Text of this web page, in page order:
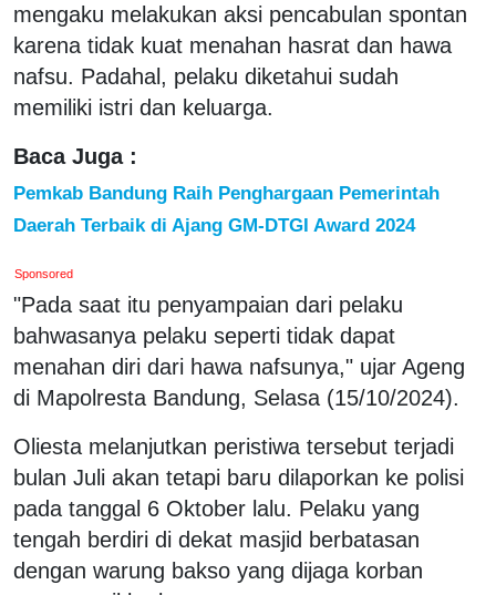
mengaku melakukan aksi pencabulan spontan
karena tidak kuat menahan hasrat dan hawa
nafsu. Padahal, pelaku diketahui sudah
memiliki istri dan keluarga.
Baca Juga :
Pemkab Bandung Raih Penghargaan Pemerintah
Daerah Terbaik di Ajang GM-DTGI Award 2024
Sponsored
"Pada saat itu penyampaian dari pelaku
bahwasanya pelaku seperti tidak dapat
menahan diri dari hawa nafsunya," ujar Ageng
di Mapolresta Bandung, Selasa (15/10/2024).
Oliesta melanjutkan peristiwa tersebut terjadi
bulan Juli akan tetapi baru dilaporkan ke polisi
pada tanggal 6 Oktober lalu. Pelaku yang
tengah berdiri di dekat masjid berbatasan
dengan warung bakso yang dijaga korban